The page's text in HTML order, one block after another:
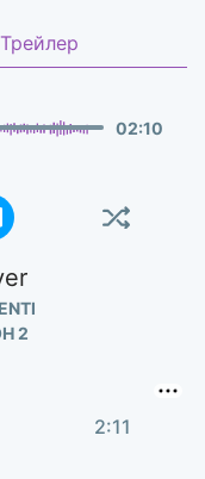
Трейлер
02:10
2
2:11